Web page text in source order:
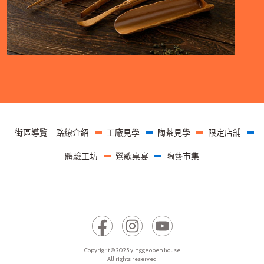
街區導覽－路線介紹 工廠見學 陶茶見學 限定店舖
體驗工坊 鶯歌桌宴 陶藝市集
Copyright © 2025 yingge.open.house
All rights reserved.